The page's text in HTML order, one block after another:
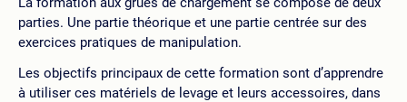
parties. Une partie théorique et une partie centrée sur des
exercices pratiques de manipulation.
Les objectifs principaux de cette formation sont d’apprendre
à utiliser ces matériels de levage et leurs accessoires, dans